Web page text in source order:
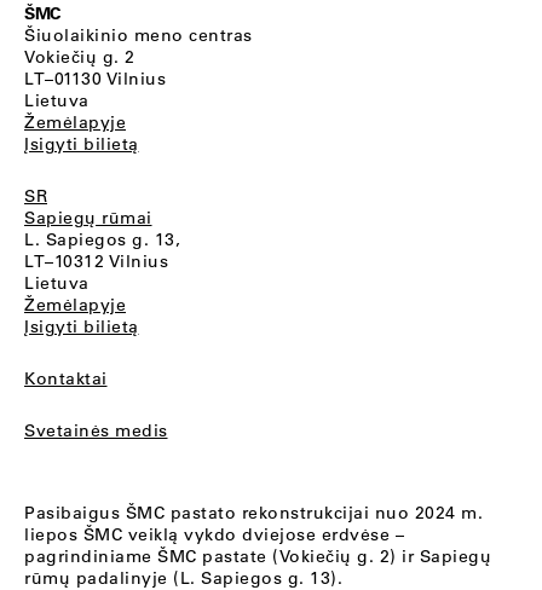
ŠMC
Šiuolaikinio meno centras
Vokiečių g. 2
LT–01130 Vilnius
Lietuva
Žemėlapyje
Įsigyti bilietą
SR
Sapiegų rūmai
L. Sapiegos g. 13,
LT–10312 Vilnius
Lietuva
Žemėlapyje
Įsigyti bilietą
Kontaktai
Svetainės medis
Pasibaigus ŠMC pastato rekonstrukcijai nuo 2024 m.
liepos ŠMC veiklą vykdo dviejose erdvėse –
pagrindiniame ŠMC pastate (Vokiečių g. 2) ir Sapiegų
rūmų padalinyje (L. Sapiegos g. 13).